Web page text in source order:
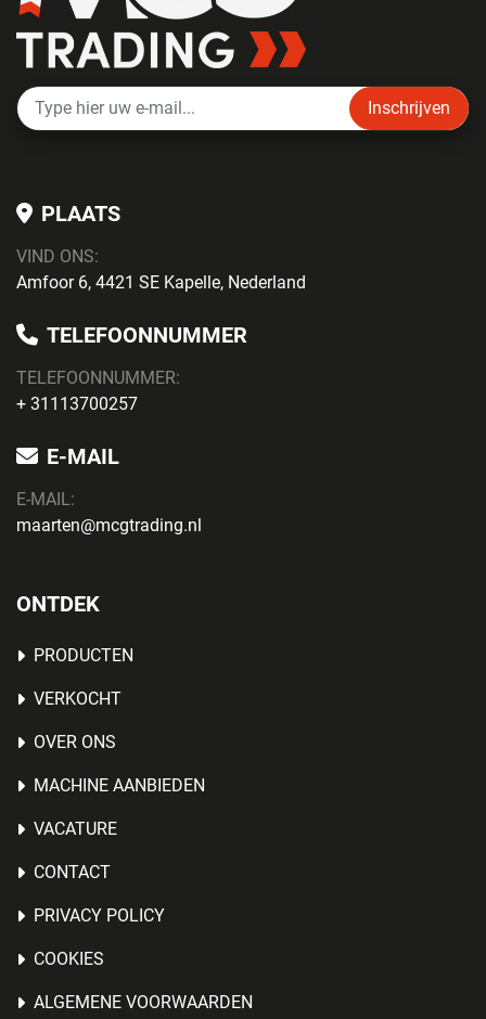
Inschrijven
PLAATS
VIND ONS:
Amfoor 6, 4421 SE Kapelle, Nederland
TELEFOONNUMMER
TELEFOONNUMMER:
+ 31113700257
E-MAIL
E-MAIL:
maarten@mcgtrading.nl
ONTDEK
PRODUCTEN
VERKOCHT
OVER ONS
MACHINE AANBIEDEN
VACATURE
CONTACT
PRIVACY POLICY
COOKIES
ALGEMENE VOORWAARDEN